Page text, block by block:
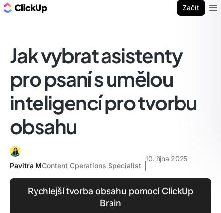
Začít
Jak vybrat asistenty
pro psaní s umělou
inteligencí pro tvorbu
obsahu
Pavitra MContent Operations Specialist
10. října 2025
Rychlejší tvorba obsahu pomocí ClickUp
Brain